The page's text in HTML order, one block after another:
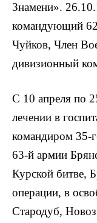
Знамени».
командующий
Чуйков, Член
дивизионный
С 10 апреля по
лечении в
командиром 35-
63-й армии
Курской битве,
операции, в
Стародуб,